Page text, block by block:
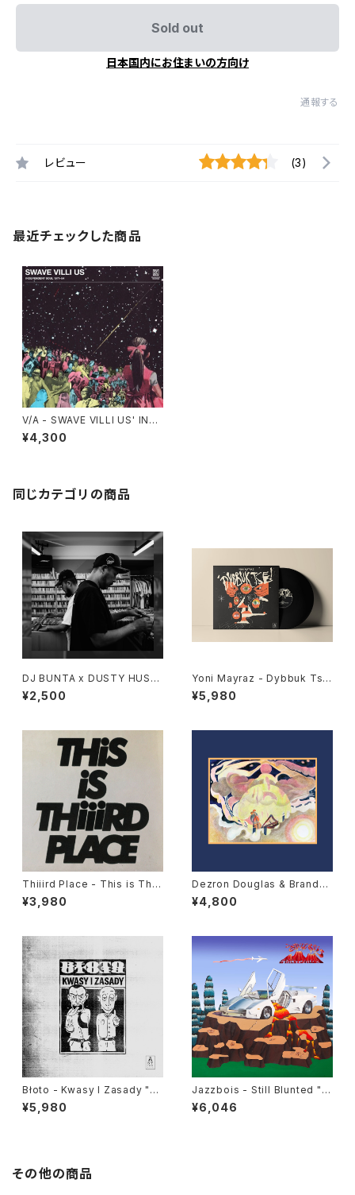
Sold out
日本国内にお住まいの方向け
通報する
レビュー (3)
最近チェックした商品
V/A - SWAVE VILLI US' INDE
PENDENT SOUL 1971-84
"2LP"
¥4,300
同じカテゴリの商品
DJ BUNTA x DUSTY HUSK
Y - 47 CAMPiN DIGGiN "C
D"
¥2,500
Yoni Mayraz - Dybbuk Tse!
"LP"
¥5,980
Thiiird Place - This is Thiii
rd Place "LP"
¥3,980
Dezron Douglas & Brande
e Younger - Force Majeure
"LP"
¥4,800
Błoto - Kwasy I Zasady "L
P"
¥5,980
Jazzbois - Still Blunted "L
P"
¥6,046
その他の商品